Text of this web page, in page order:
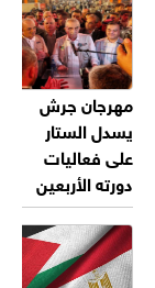
مهرجان جرش
يسدل الستار
على فعاليات
دورته الأربعين